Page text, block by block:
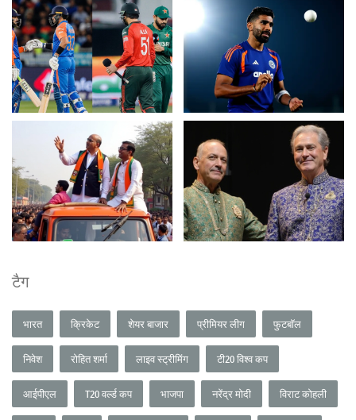
टैग
भारत क्रिकेट शेयर बाजार प्रीमियर लीग फुटबॉल
निवेश रोहित शर्मा लाइव स्ट्रीमिंग टी20 विश्व कप
आईपीएल T20 वर्ल्ड कप भाजपा नरेंद्र मोदी विराट कोहली